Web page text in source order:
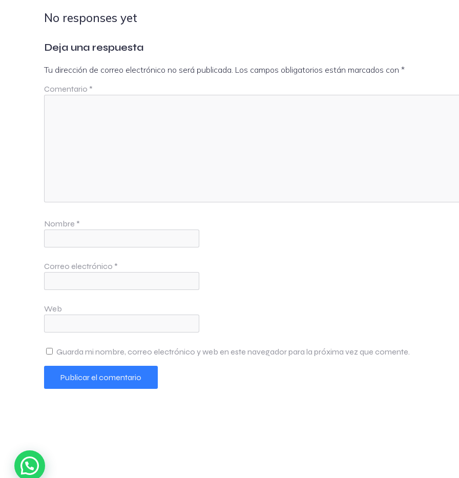
No responses yet
Deja una respuesta
Tu dirección de correo electrónico no será publicada. Los campos obligatorios están marcados con *
Comentario *
Nombre *
Correo electrónico *
Web
Guarda mi nombre, correo electrónico y web en este navegador para la próxima vez que comente.